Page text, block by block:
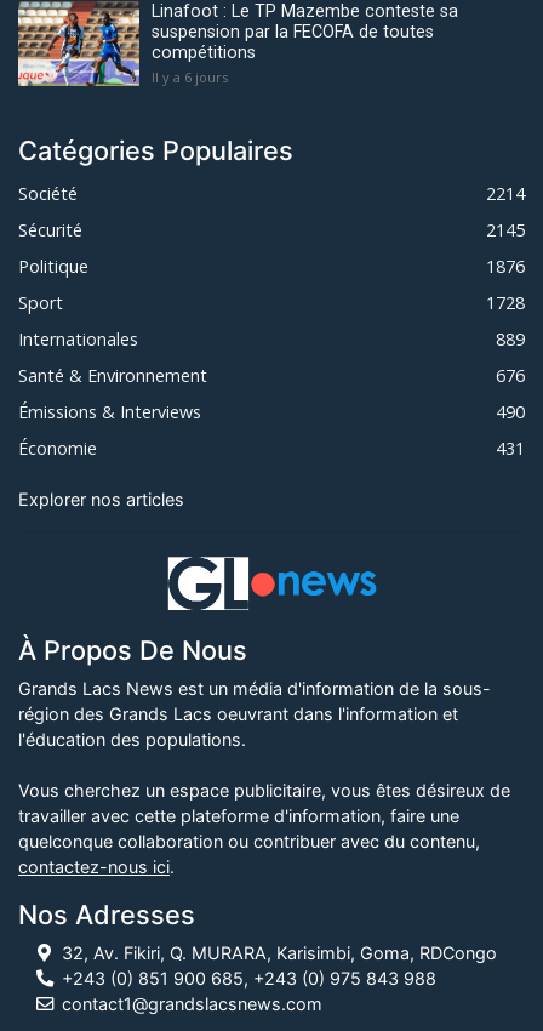
Linafoot : Le TP Mazembe conteste sa
suspension par la FECOFA de toutes
compétitions
Il y a 6 jours
Catégories Populaires
Société
2214
Sécurité
2145
Politique
1876
Sport
1728
Internationales
889
Santé & Environnement
676
Émissions & Interviews
490
Économie
431
Explorer nos articles
À Propos De Nous
Grands Lacs News est un média d'information de la sous-
région des Grands Lacs oeuvrant dans l'information et
l'éducation des populations.
Vous cherchez un espace publicitaire, vous êtes désireux de
travailler avec cette plateforme d'information, faire une
quelconque collaboration ou contribuer avec du contenu,
contactez-nous ici.
Nos Adresses
32, Av. Fikiri, Q. MURARA, Karisimbi, Goma, RDCongo
+243 (0) 851 900 685, +243 (0) 975 843 988
contact1@grandslacsnews.com